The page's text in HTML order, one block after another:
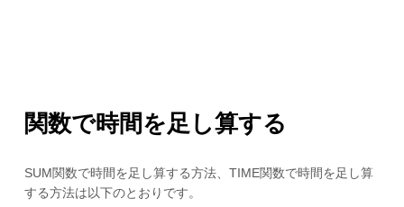
関数で時間を足し算する
SUM関数で時間を足し算する方法、TIME関数で時間を足し算
する方法は以下のとおりです。